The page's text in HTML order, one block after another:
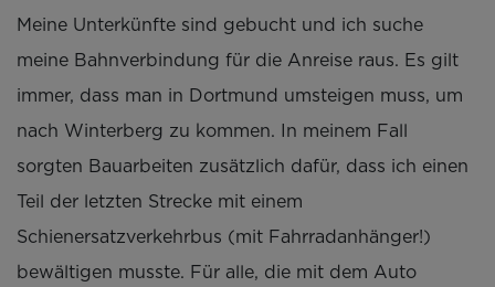
Meine Unterkünfte sind gebucht und ich suche
meine Bahnverbindung für die Anreise raus. Es gilt
immer, dass man in Dortmund umsteigen muss, um
nach Winterberg zu kommen. In meinem Fall
sorgten Bauarbeiten zusätzlich dafür, dass ich einen
Teil der letzten Strecke mit einem
Schienersatzverkehrbus (mit Fahrradanhänger!)
bewältigen musste. Für alle, die mit dem Auto